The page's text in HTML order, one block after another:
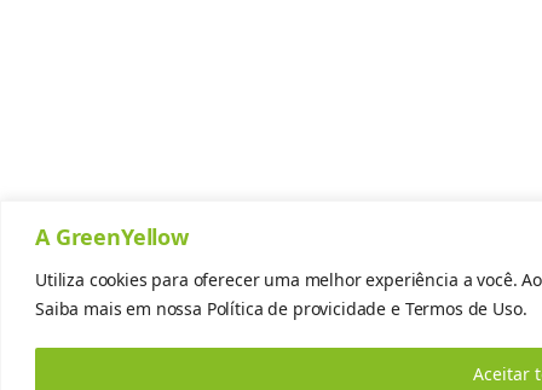
A GreenYellow
Utiliza cookies para oferecer uma melhor experiência a você.
Saiba mais em nossa Política de provicidade e Termos de Uso.
Aceitar